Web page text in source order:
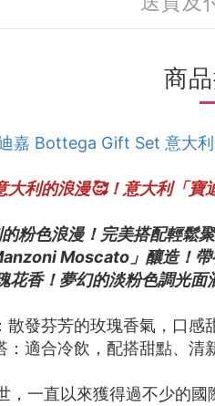
商
嘉 Bottega Gift Set 意大
大利的浪漫🥰！意大利「 寶
粉色浪漫！完美搭配輕鬆
Moscato」釀造！
花香！夢幻的淡粉色調光
散發芬芳的玫瑰香氣，口感
：適合冷飲，配搭甜點、清
，一直以來獲得過不少的